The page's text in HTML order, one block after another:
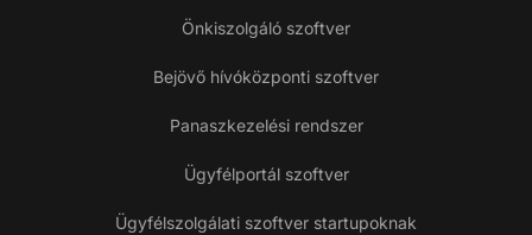
Önkiszolgáló szoftver
Bejövő hívóközponti szoftver
Panaszkezelési rendszer
Ügyfélportál szoftver
Ügyfélszolgálati szoftver startupoknak